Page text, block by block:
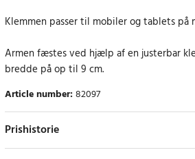
Klemmen passer til mobiler og tablets på
Armen fæstes ved hjælp af en justerbar
bredde på op til 9 cm.
Article number:82097
Prishistorie